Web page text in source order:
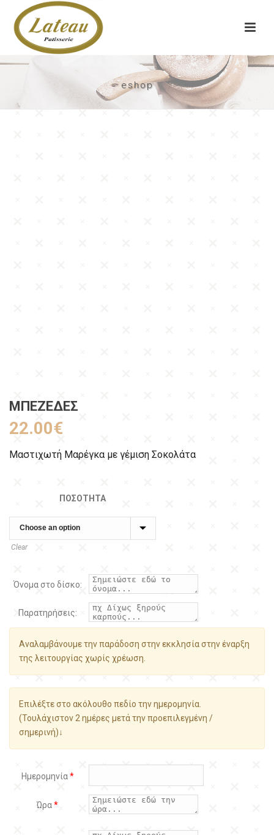
eshop
ΜΠΕΖΈΔΕΣ
22.00€
Μαστιχωτή Μαρέγκα με γέμιση Σοκολάτα
ΠΟΣΌΤΗΤΑ
Clear
Όνομα στο δίσκο:
Παρατηρήσεις:
Αναλαμβάνουμε την παράδοση στην εκκλησία στην έναρξη
της λειτουργίας χωρίς χρέωση.
Επιλέξτε στο ακόλουθο πεδίο την ημερομηνία.
(Τουλάχιστον 2 ημέρες μετά την προεπιλεγμένη /
σημερινή)↓
Ημερομηνία*
Ώρα*